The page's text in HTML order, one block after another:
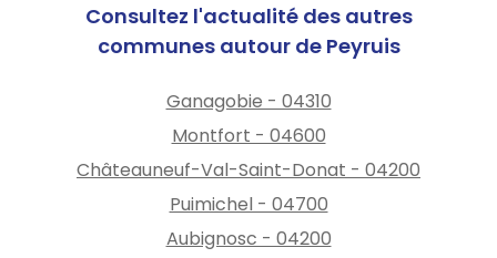
Consultez l'actualité des autres
communes autour de Peyruis
Ganagobie - 04310
Montfort - 04600
Châteauneuf-Val-Saint-Donat - 04200
Puimichel - 04700
Aubignosc - 04200